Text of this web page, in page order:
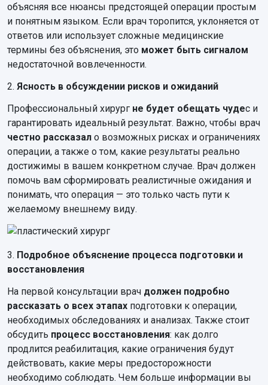
объясняя все нюансы предстоящей операции простым
и понятным языком. Если врач торопится, уклоняется от
ответов или использует сложные медицинские
термины без объяснения, это может быть сигналом
недостаточной вовлеченности.
2. Ясность в обсуждении рисков и ожиданий
Профессиональный хирург не будет обещать чудес и
гарантировать идеальный результат. Важно, чтобы врач
честно рассказал о возможных рисках и ограничениях
операции, а также о том, какие результаты реально
достижимы в вашем конкретном случае. Врач должен
помочь вам сформировать реалистичные ожидания и
понимать, что операция — это только часть пути к
желаемому внешнему виду.
3. Подробное объяснение процесса подготовки и
восстановления
На первой консультации врач должен подробно
рассказать о всех этапах подготовки к операции,
необходимых обследованиях и анализах. Также стоит
обсудить процесс восстановления: как долго
продлится реабилитация, какие ограничения будут
действовать, какие меры предосторожности
необходимо соблюдать. Чем больше информации вы